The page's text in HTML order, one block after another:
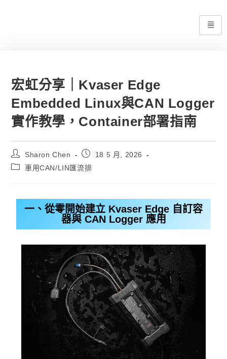
宏虹分享｜Kvaser Edge
Embedded Linux與CAN Logger
實作教學，Container部署指南
Sharon Chen
18 5 月, 2026
車用CAN/LIN匯流排
一、從零開始建立 Kvaser Edge 自訂容
器與 CAN Logger 應用